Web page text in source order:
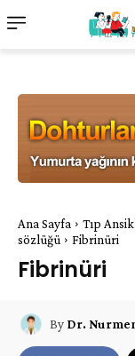
Ana Sayfa Tıp
sözlüğü
Fibrinüri
Fibrinüri
By Dr.